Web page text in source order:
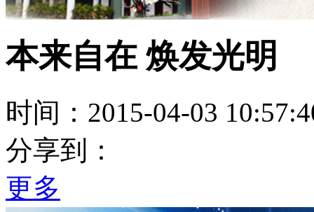
本来自在 焕发光明
时间：2015-04-03
分享到：
更多